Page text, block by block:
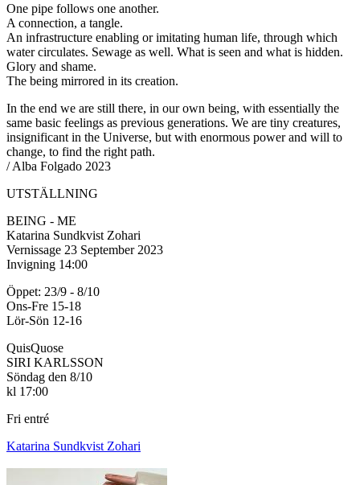
One pipe follows one another.
A connection, a tangle.
An infrastructure enabling or imitating human life, through which
water circulates. Sewage as well. What is seen and what is hidden.
Glory and shame.
The being mirrored in its creation.
In the end we are still there, in our own being, with essentially the
same basic feelings as previous generations. We are tiny creatures,
insignificant in the Universe, but with enormous power and will to
change, to find the right path.
/ Alba Folgado 2023
UTSTÄLLNING
BEING - ME
Katarina Sundkvist Zohari
Vernissage 23 September 2023
Invigning 14:00
Öppet: 23/9 - 8/10
Ons-Fre 15-18
Lör-Sön 12-16
QuisQuose
SIRI KARLSSON
Söndag den 8/10
kl 17:00
Fri entré
Katarina Sundkvist Zohari